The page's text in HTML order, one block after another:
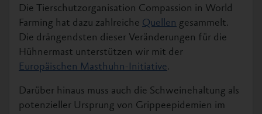
Die Tierschutzorganisation Compassion in World
Farming hat dazu zahlreiche Quellen gesammelt.
Die drängendsten dieser Veränderungen für die
Hühnermast unterstützen wir mit der
Europäischen Masthuhn-Initiative.
Darüber hinaus muss auch die Schweinehaltung als
potenzieller Ursprung von Grippeepidemien im